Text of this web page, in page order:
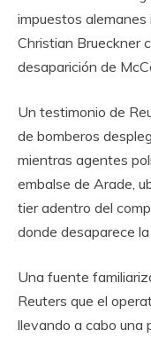
impuestos
Christian Brueckner
desaparición de
Un testimonio de
de bomberos
mientras agentes
embalse de Arade,
tier adentro del
donde desaparece la
Una fuente
Reuters que el
llevando a cabo una